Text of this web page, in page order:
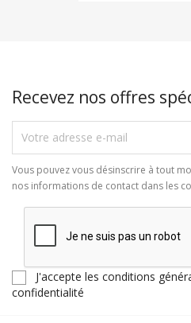
Recevez nos offres
Vous pouvez vous désinscrire à tout
nos informations de contact dans les
J'accepte les conditions
confidentialité